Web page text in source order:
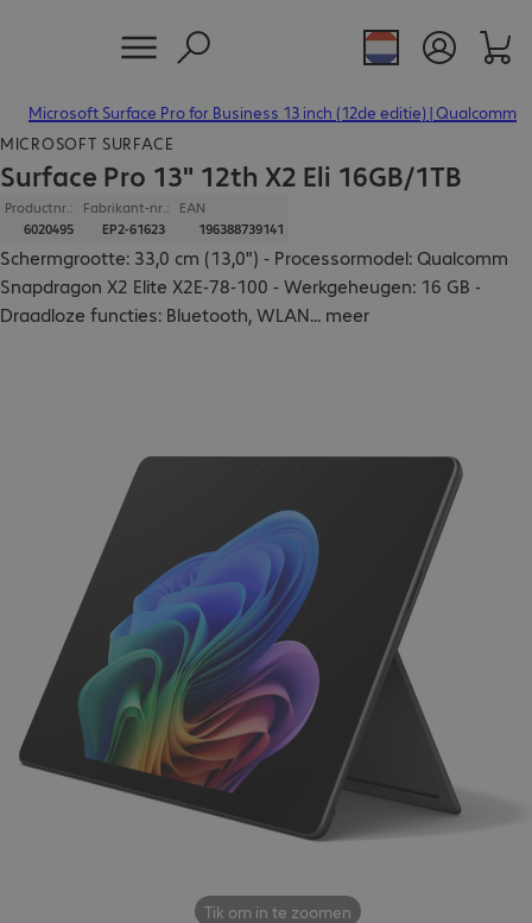
Microsoft Surface Pro for Business 13 inch (12de editie) | Qualcomm
Tik om in te zoomen
MICROSOFT SURFACE
Surface Pro 13" 12th X2 Eli 16GB/1TB
Productnr.:
6020495
Fabrikant-nr.:
EP2-61623
EAN
196388739141
Schermgrootte: 33,0 cm (13,0") - Processormodel: Qualcomm
Snapdragon X2 Elite X2E-78-100 - Werkgeheugen: 16 GB -
Draadloze functies: Bluetooth, WLAN... meer